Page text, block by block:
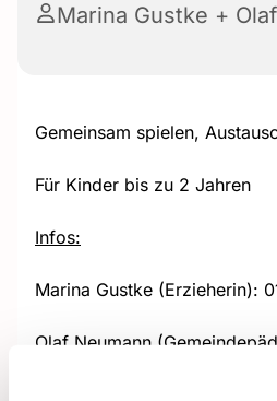
Marina Gustke +
Gemeinsam spielen,
Für Kinder bis zu 2 Jahren
Infos:
Marina Gustke (Erzieherin):
Olaf Neumann
0151/53510827 +